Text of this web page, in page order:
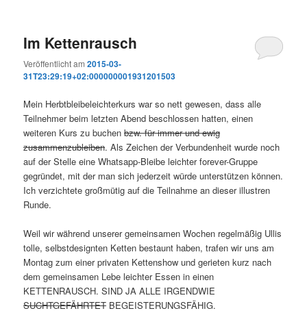
Im Kettenrausch
Veröffentlicht am2015-03-
31T23:29:19+02:000000001931201503
Mein Herbtbleibeleichterkurs war so nett gewesen, dass alle
Teilnehmer beim letzten Abend beschlossen hatten, einen
weiteren Kurs zu buchenbzw. für immer und ewig
zusammenzubleiben. Als Zeichen der Verbundenheit wurde noch
auf der Stelle eine Whatsapp-Bleibe leichter forever-Gruppe
gegründet, mit der man sich jederzeit würde unterstützen können.
Ich verzichtete großmütig auf die Teilnahme an dieser illustren
Runde.
Weil wir während unserer gemeinsamen Wochen regelmäßig Ullis
tolle, selbstdesignten Ketten bestaunt haben, trafen wir uns am
Montag zum einer privaten Kettenshow und gerieten kurz nach
dem gemeinsamen Lebe leichter Essen in einen
KETTENRAUSCH. SIND JA ALLE IRGENDWIE
SUCHTGEFÄHRTET BEGEISTERUNGSFÄHIG.